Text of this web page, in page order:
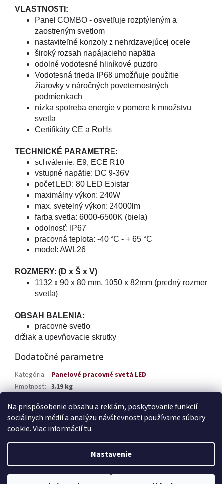
Na prispôsobenie obsahu a reklám, poskytovanie funkcií
sociálnych médií a analýzu návštevnosti používame súbory
cookie. Viac informáciítu.
Nastavenie
VLASTNOSTI:
Panel COMBO - osvetľuje rozptýleným a
zaostreným svetlom
nastaviteľné konzoly z nehrdzavejúcej ocele
široký rozsah napájacieho napätia
odolné vodotesné hliníkové puzdro
Vodotesná trieda IP68 umožňuje použitie
žiarovky v náročných poveternostných
podmienkach
nízka spotreba energie v pomere k množstvu
svetla
Certifikáty CE a RoHs
TECHNICKÉ PARAMETRE:
schválenie: E9, ECE R10
vstupné napätie: DC 9-36V
počet LED: 80 LED Epistar
maximálny výkon: 240W
max. svetelný výkon: 24000lm
farba svetla: 6000-6500K (biela)
odolnosť: IP67
pracovná teplota: -40 °C - + 65 °C
model: AWL26
ROZMERY: (D x Š x V)
1132 x 90 x 80 mm, 1050 x 82mm (predný rozmer
svetla)
OBSAH BALENIA:
pracovné svetlo
držiak a upevňovacie skrutky
Dodatočné parametre
Kategória:
Panelové pracovné svetá LED
Hmotnosť: 3.19 kg
Copyright 2026TABAK Autodiely. Všetky práva vyhradené.Upraviť